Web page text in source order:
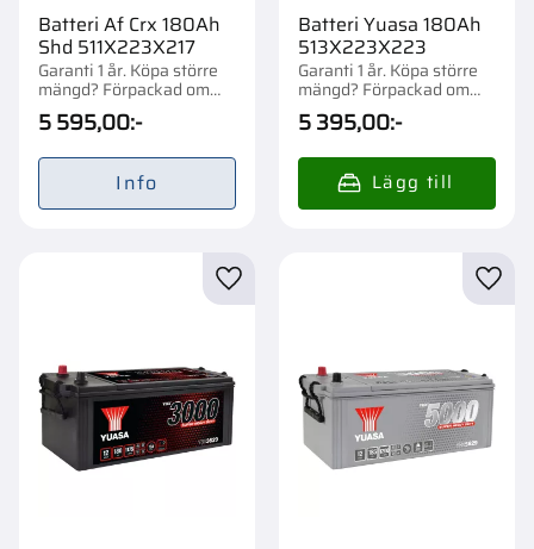
Batteri Af Crx 180Ah
Shd 511X223X217
Garanti 1 år. Köpa större
mängd? Förpackad om
1/21 st.
5 595,00:-
Info
Batteri Yuasa 180Ah
513X223X223
Garanti 1 år. Köpa större
mängd? Förpackad om
1/21 st.
5 395,00:-
Lägg till i favoriter